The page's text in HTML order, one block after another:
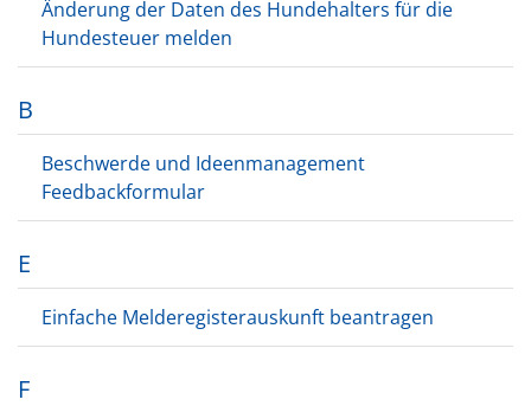
Änderung der Daten des Hundehalters für die
Hundesteuer melden
B
Beschwerde und Ideenmanagement
Feedbackformular
E
Einfache Melderegisterauskunft beantragen
F